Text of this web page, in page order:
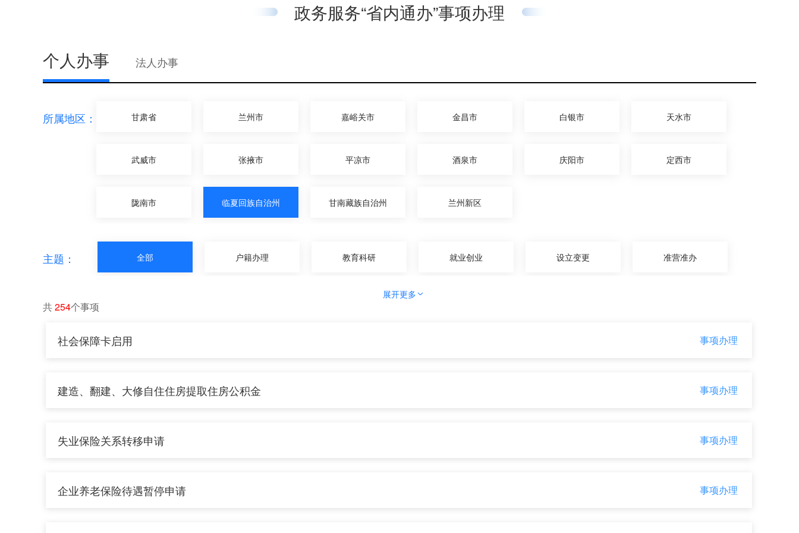
政务服务“省内通办”事项办理
个人办事
法人办事
所属地区： 甘肃省 兰州市 嘉峪关市 金昌市 白银市 天水市
武威市 张掖市 平凉市 酒泉市 庆阳市 定西市
陇南市 临夏回族自治州 甘南藏族自治州 兰州新区
主题： 全部 户籍办理 教育科研 就业创业 设立变更 准营准办
出境入境
死亡殡葬 其他
展开更多
共254个事项
社会保障卡启用 事项办理
建造、翻建、大修自住住房提取住房公积金 事项办理
失业保险关系转移申请 事项办理
企业养老保险待遇暂停申请 事项办理